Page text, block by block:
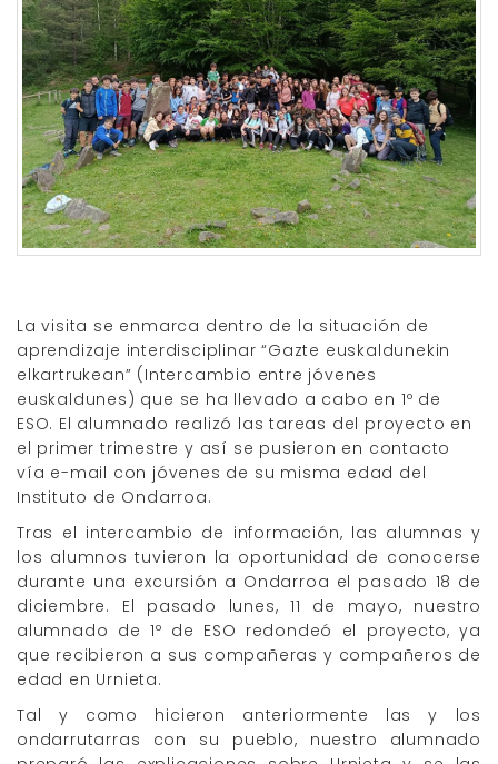
La visita se enmarca dentro de la situación de
aprendizaje interdisciplinar “Gazte euskaldunekin
elkartrukean” (Intercambio entre jóvenes
euskaldunes) que se ha llevado a cabo en 1º de
ESO. El alumnado realizó las tareas del proyecto en
el primer trimestre y así se pusieron en contacto
vía e-mail con jóvenes de su misma edad del
Instituto de Ondarroa.
Tras el intercambio de información, las alumnas y
los alumnos tuvieron la oportunidad de conocerse
durante una excursión a Ondarroa el pasado 18 de
diciembre. El pasado lunes, 11 de mayo, nuestro
alumnado de 1º de ESO redondeó el proyecto, ya
que recibieron a sus compañeras y compañeros de
edad en Urnieta.
Tal y como hicieron anteriormente las y los
ondarrutarras con su pueblo, nuestro alumnado